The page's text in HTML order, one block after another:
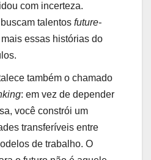
com incerteza.
talentos future-
essas histórias do
também o chamado
: em vez de depender
você constrói um
transferíveis entre
de trabalho. O